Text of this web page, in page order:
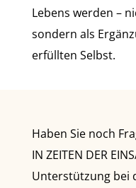
Lebens werden –
sondern als
erfüllten Selbst.
Haben Sie noch
IN ZEITEN DER
Unterstützung bei